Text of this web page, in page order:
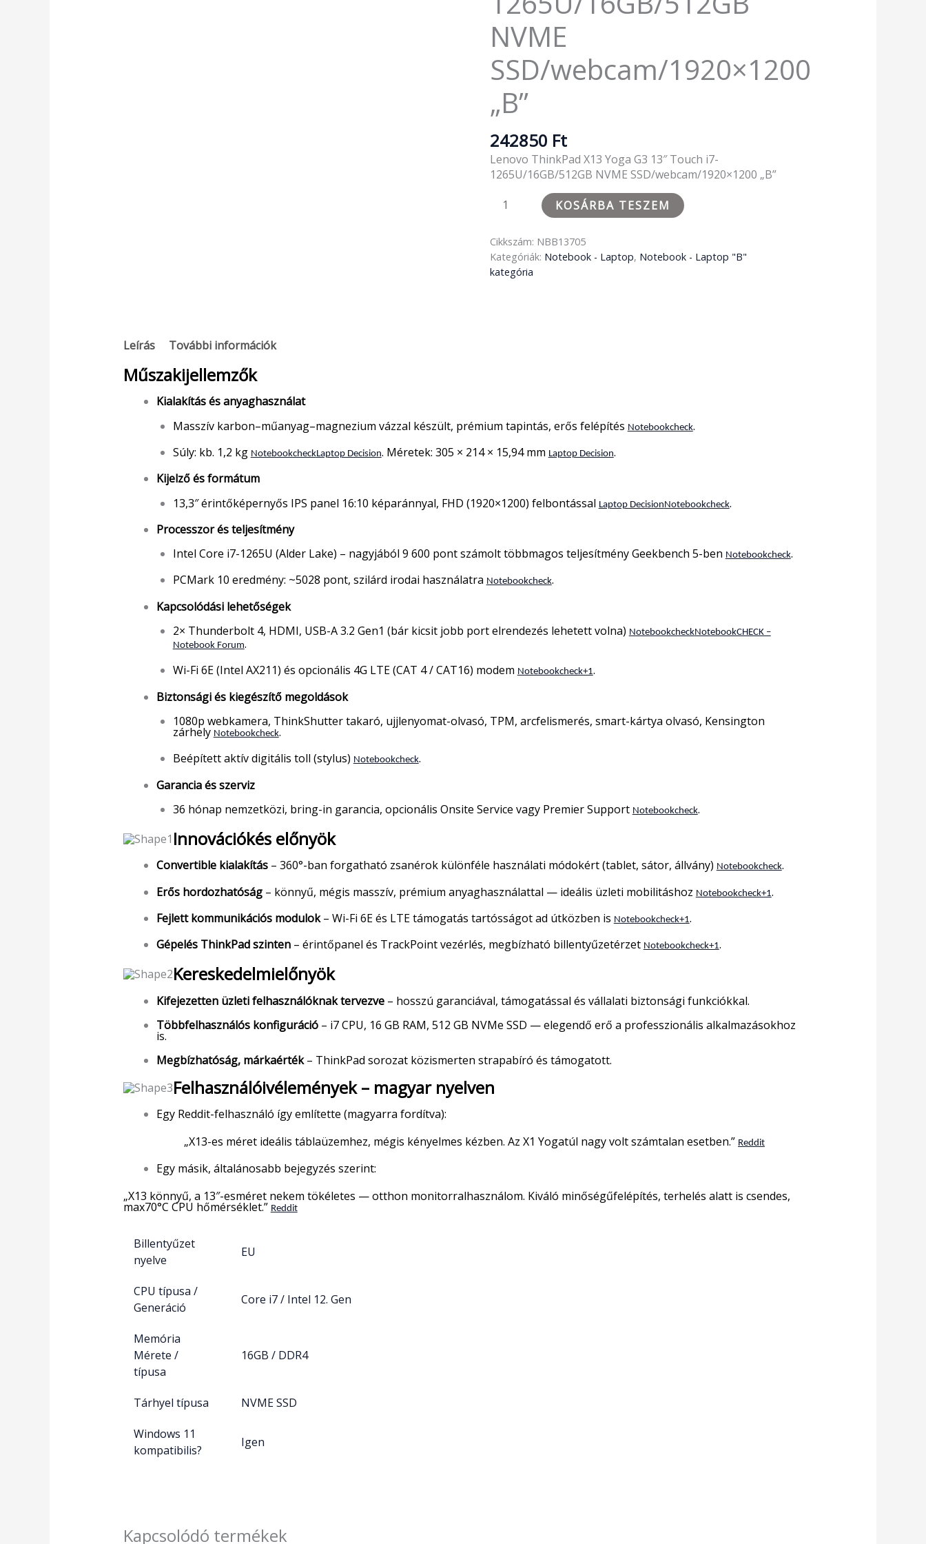
NVME
SSD/webcam/1920×1200
„B”
242850 Ft
Lenovo ThinkPad X13 Yoga G3 13″ Touch i7-
1265U/16GB/512GB NVME SSD/webcam/1920×1200 „B”
"B"
mennyiség
KOSÁRBA TESZEM
Cikkszám: NBB13705
Kategóriák: Notebook - Laptop, Notebook - Laptop "B"
kategória
Leírás További információk
Műszakijellemzők
Kialakítás és anyaghasználat
Masszív karbon–műanyag–magnezium vázzal készült, prémium tapintás, erős felépítés Notebookcheck.
Súly: kb. 1,2 kg NotebookcheckLaptop Decision. Méretek: 305 × 214 × 15,94 mm Laptop Decision.
Kijelző és formátum
13,3″ érintőképernyős IPS panel 16:10 képaránnyal, FHD (1920×1200) felbontással Laptop DecisionNotebookcheck.
Processzor és teljesítmény
Intel Core i7-1265U (Alder Lake) – nagyjából 9 600 pont számolt többmagos teljesítmény Geekbench 5-ben Notebookcheck.
PCMark 10 eredmény: ~5028 pont, szilárd irodai használatra Notebookcheck.
Kapcsolódási lehetőségek
2× Thunderbolt 4, HDMI, USB-A 3.2 Gen1 (bár kicsit jobb port elrendezés lehetett volna) NotebookcheckNotebookCHECK –
Notebook Forum.
Wi-Fi 6E (Intel AX211) és opcionális 4G LTE (CAT 4 / CAT16) modem Notebookcheck+1.
Biztonsági és kiegészítő megoldások
1080p webkamera, ThinkShutter takaró, ujjlenyomat-olvasó, TPM, arcfelismerés, smart-kártya olvasó, Kensington
zárhely Notebookcheck.
Beépített aktív digitális toll (stylus) Notebookcheck.
Garancia és szerviz
36 hónap nemzetközi, bring-in garancia, opcionális Onsite Service vagy Premier Support Notebookcheck.
Innovációkés előnyök
Convertible kialakítás– 360°-ban forgatható zsanérok különféle használati módokért (tablet, sátor, állvány) Notebookcheck.
Erős hordozhatóság– könnyű, mégis masszív, prémium anyaghasználattal — ideális üzleti mobilitáshoz Notebookcheck+1.
Fejlett kommunikációs modulok– Wi-Fi 6E és LTE támogatás tartósságot ad útközben is Notebookcheck+1.
Gépelés ThinkPad szinten– érintőpanel és TrackPoint vezérlés, megbízható billentyűzetérzet Notebookcheck+1.
Kereskedelmielőnyök
Kifejezetten üzleti felhasználóknak tervezve– hosszú garanciával, támogatással és vállalati biztonsági funkciókkal.
Többfelhasználós konfiguráció– i7 CPU, 16 GB RAM, 512 GB NVMe SSD — elegendő erő a professzionális alkalmazásokhoz
is.
Megbízhatóság, márkaérték– ThinkPad sorozat közismerten strapabíró és támogatott.
Felhasználóivélemények – magyar nyelven
Egy Reddit-felhasználó így említette (magyarra fordítva):
„X13-es méret ideális táblaüzemhez, mégis kényelmes kézben. Az X1 Yogatúl nagy volt számtalan esetben.” Reddit
Egy másik, általánosabb bejegyzés szerint:
„X13 könnyű, a 13″-esméret nekem tökéletes — otthon monitorralhasználom. Kiváló minőségűfelépítés, terhelés alatt is csendes,
max70°C CPU hőmérséklet.” Reddit
Billentyűzet
nyelve
EU
CPU típusa /
Generáció
Core i7 / Intel 12. Gen
Memória
Mérete /
típusa
16GB / DDR4
Tárhyel típusa NVME SSD
Windows 11
kompatibilis?
Igen
Kapcsolódó termékek